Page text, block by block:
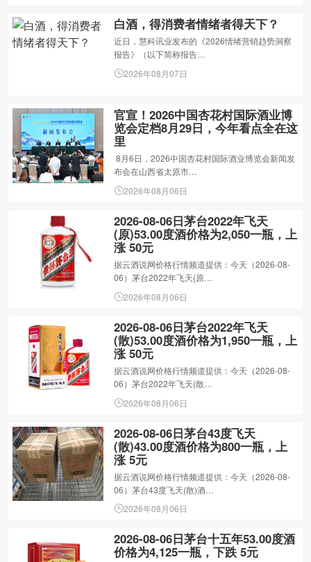
白酒，得消费者情绪者得天下？
近日，慧科讯业发布的《2026情绪营销趋势洞察
报告》（以下简称报告…
2026年08月07日
官宣！2026中国杏花村国际酒业博
览会定档8月29日，今年看点全在这
里
8月6日，2026中国杏花村国际酒业博览会新闻发
布会在山西省太原市…
2026年08月06日
2026-08-06日茅台2022年飞天
(原)53.00度酒价格为2,050一瓶，上
涨 50元
据云酒说网价格行情频道提供：今天（2026-08-
06）茅台2022年飞天(原…
2026年08月06日
2026-08-06日茅台2022年飞天
(散)53.00度酒价格为1,950一瓶，上
涨 50元
据云酒说网价格行情频道提供：今天（2026-08-
06）茅台2022年飞天(散…
2026年08月06日
2026-08-06日茅台43度飞天
(散)43.00度酒价格为800一瓶，上
涨 5元
据云酒说网价格行情频道提供：今天（2026-08-
06）茅台43度飞天(散)酒…
2026年08月06日
2026-08-06日茅台十五年53.00度酒
价格为4,125一瓶，下跌 5元